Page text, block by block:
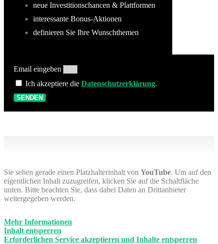
neue Investitionschancen & Plattformen
interessante Bonus-Aktionen
definieren Sie Ihre Wunschthemen
Email eingeben
Ich akzeptiere die Datenschutzerklärung.
SENDEN
Sie sehen gerade einen Platzhalterinhalt von YouTube. Um auf den
eigentlichen Inhalt zuzugreifen, klicken Sie auf die Schaltfläche
unten. Bitte beachten Sie, dass dabei Daten an Drittanbieter
weitergegeben werden.
Mehr Informationen
Inhalt entsperren
Erforderlichen Service akzeptieren und Inhalte entsperren